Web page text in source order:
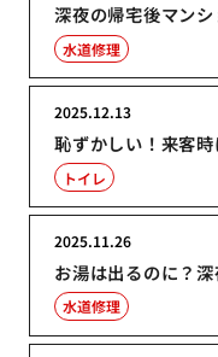
深夜の帰宅後マン
水道修理
恥ずかしい！来客
2025.12.13
トイレ
お湯は出るのに？
2025.11.26
水道修理